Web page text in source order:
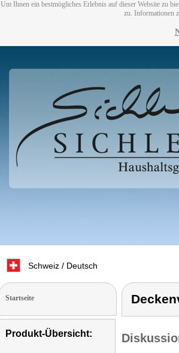
Um Ihnen ein bestmögliches Erlebnis auf dieser Website zu
zu. Informationen
Schweiz / Deutsch
Startseite
Produkt-Übersicht: